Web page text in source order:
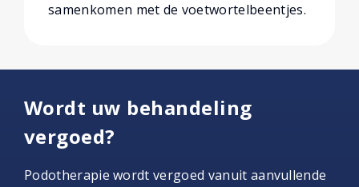
samenkomen met de voetwortelbeentjes.
Wordt uw behandeling
vergoed?
Podotherapie wordt vergoed vanuit aanvullende